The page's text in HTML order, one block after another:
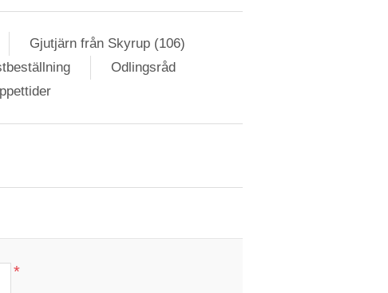
Gjutjärn från Skyrup (106)
Odlingsråd
*